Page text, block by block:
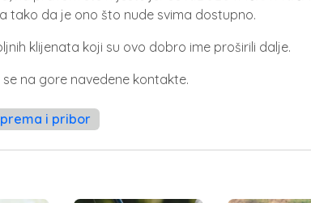
tako da je ono što nude svima dostupno.
klijenata koji su ovo dobro ime proširili dalje.
na gore navedene kontakte.
i pribor